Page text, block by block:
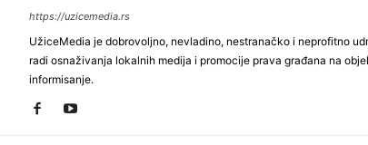
https://uzicemedia.rs
UžiceMedia je dobrovoljno, nevladino, nestranačko i neprofitno
radi osnaživanja lokalnih medija i promocije prava građana na
informisanje.